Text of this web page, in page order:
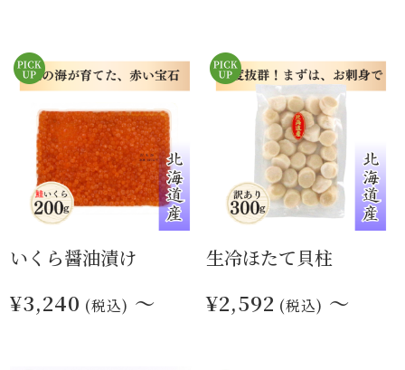
いくら醤油漬け
¥3,240 (税込) ～
生冷ほたて貝柱
¥2,592 (税込) ～